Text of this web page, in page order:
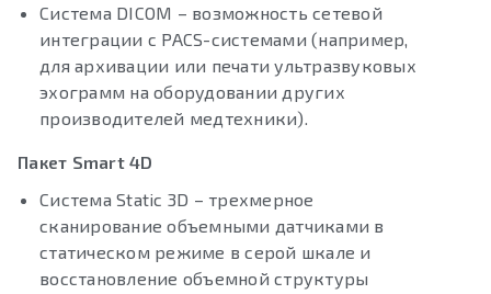
Система DICOM – возможность сетевой
интеграции с PACS-системами (например,
для архивации или печати ультразвуковых
эхограмм на оборудовании других
производителей медтехники).
Пакет Smart 4D
Система Static 3D – трехмерное
сканирование объемными датчиками в
статическом режиме в серой шкале и
восстановление объемной структуры